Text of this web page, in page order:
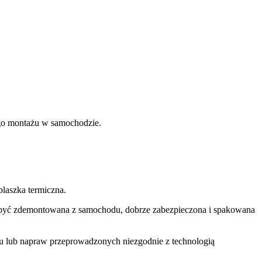
montażu w samochodzie.
termiczna.
zdemontowana z samochodu, dobrze zabezpieczona i spakowana
lub napraw przeprowadzonych niezgodnie z technologią